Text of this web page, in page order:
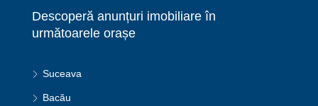
Descoperă anunțuri imobiliare în
următoarele orașe
Suceava
Bacău